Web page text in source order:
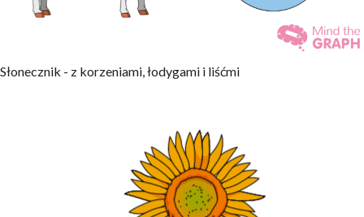
Słonecznik - z korzeniami, łodygami i liśćmi